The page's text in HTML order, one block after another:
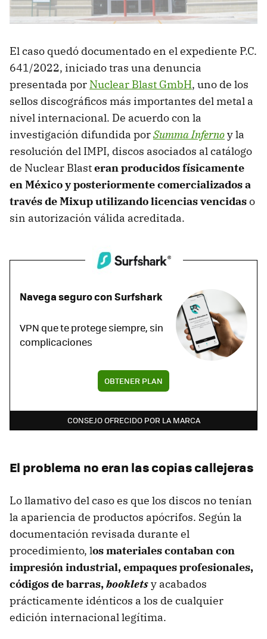
El caso quedó documentado en el expediente P.C.
641/2022, iniciado tras una denuncia
presentada por Nuclear Blast GmbH, uno de los
sellos discográficos más importantes del metal a
nivel internacional. De acuerdo con la
investigación difundida porSumma Infernoy la
resolución del IMPI, discos asociados al catálogo
de Nuclear Blasteran producidos físicamente
en México y posteriormente comercializados a
través de Mixup utilizando licencias vencidaso
sin autorización válida acreditada.
Navega seguro con Surfshark
VPN que te protege siempre, sin
complicaciones
OBTENER PLAN
CONSEJO OFRECIDO POR LA MARCA
El problema no eran las copias callejeras
Lo llamativo del caso es que los discos no tenían
la apariencia de productos apócrifos. Según la
documentación revisada durante el
procedimiento, los materiales contaban con
impresión industrial, empaques profesionales,
códigos de barras,bookletsy acabados
prácticamente idénticos a los de cualquier
edición internacional legítima.